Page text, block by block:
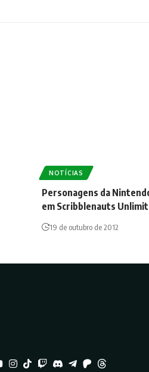
NOTÍCIAS
Personagens da
em Scribblenauts
19 de outubro de 2012